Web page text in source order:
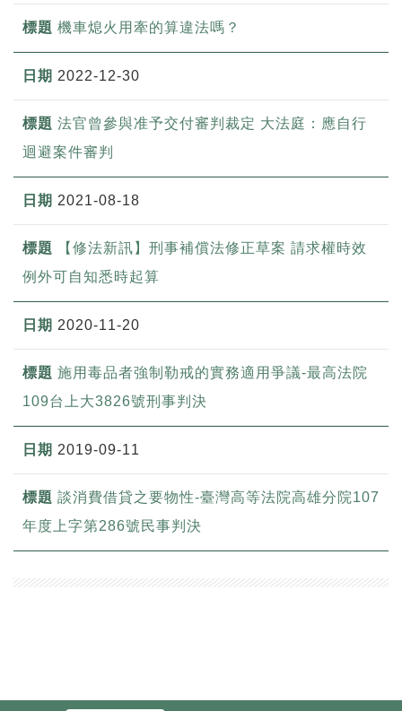
機車熄火用牽的算違法嗎？
2022-12-30
法官曾參與准予交付審判裁定 大法庭：應自行
迴避案件審判
2021-08-18
【修法新訊】刑事補償法修正草案 請求權時效
例外可自知悉時起算
2020-11-20
施用毒品者強制勒戒的實務適用爭議-最高法院
109台上大3826號刑事判決
2019-09-11
談消費借貸之要物性-臺灣高等法院高雄分院107
年度上字第286號民事判決